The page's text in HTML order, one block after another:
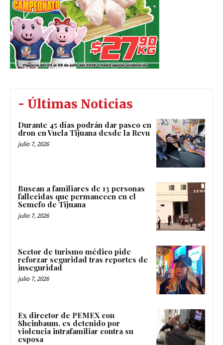
- Últimas Noticias
Durante 45 días podrán dar paseo en
dron en Vuela Tijuana desde la Revu
julio 7, 2026
Buscan a familiares de 13 personas
fallecidas que permanecen en el
Semefo de Tijuana
julio 7, 2026
Sector de turismo médico pide
reforzar seguridad tras reportes de
inseguridad
julio 7, 2026
Ex director de PEMEX con
Sheinbaum, es detenido por
violencia intrafamiliar contra su
esposa